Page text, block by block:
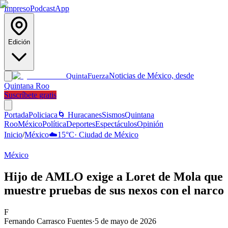
ImpresoPodcastApp
Edición
QuintaFuerzaNoticias de México, desde
Quintana Roo
Suscríbete gratis
PortadaPoliciaca 🌀 HuracanesSismosQuintana
RooMéxicoPolíticaDeportesEspectáculosOpinión
Inicio/México☁️15°C· Ciudad de México
México
Hijo de AMLO exige a Loret de Mola que
muestre pruebas de sus nexos con el narco
F
Fernando Carrasco Fuentes·5 de mayo de 2026